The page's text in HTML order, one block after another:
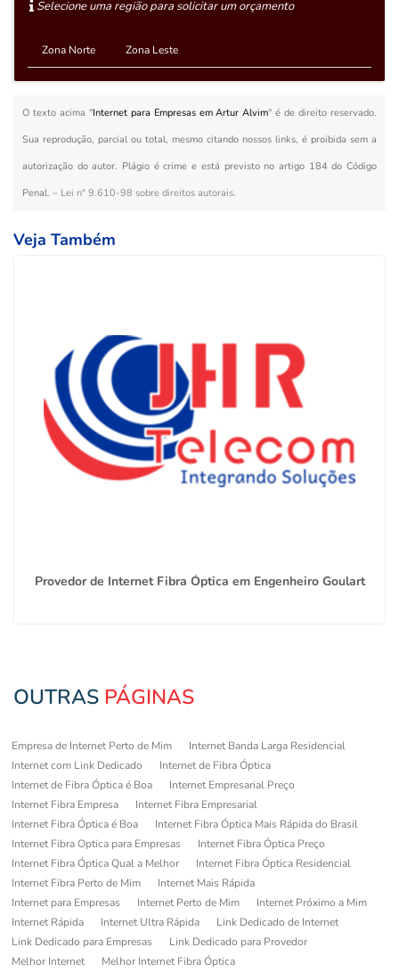
Selecione uma região para solicitar um orçamento
Zona Norte Zona Leste
O texto acima "Internet para Empresas em Artur Alvim" é de direito reservado.
Sua reprodução, parcial ou total, mesmo citando nossos links, é proibida sem a
autorização do autor. Plágio é crime e está previsto no artigo 184 do Código
Penal. – Lei n° 9.610-98 sobre direitos autorais.
Veja Também
Provedor de Internet Fibra Óptica em Engenheiro Goulart
OUTRAS PÁGINAS
Empresa de Internet Perto de Mim
Internet Banda Larga Residencial
Internet com Link Dedicado
Internet de Fibra Óptica
Internet de Fibra Óptica é Boa
Internet Empresarial Preço
Internet Fibra Empresa
Internet Fibra Empresarial
Internet Fibra Óptica é Boa
Internet Fibra Óptica Mais Rápida do Brasil
Internet Fibra Optica para Empresas
Internet Fibra Óptica Preço
Internet Fibra Óptica Qual a Melhor
Internet Fibra Óptica Residencial
Internet Fibra Perto de Mim
Internet Mais Rápida
Internet para Empresas
Internet Perto de Mim
Internet Próximo a Mim
Internet Rápida
Internet Ultra Rápida
Link Dedicado de Internet
Link Dedicado para Empresas
Link Dedicado para Provedor
Melhor Internet
Melhor Internet Fibra Óptica